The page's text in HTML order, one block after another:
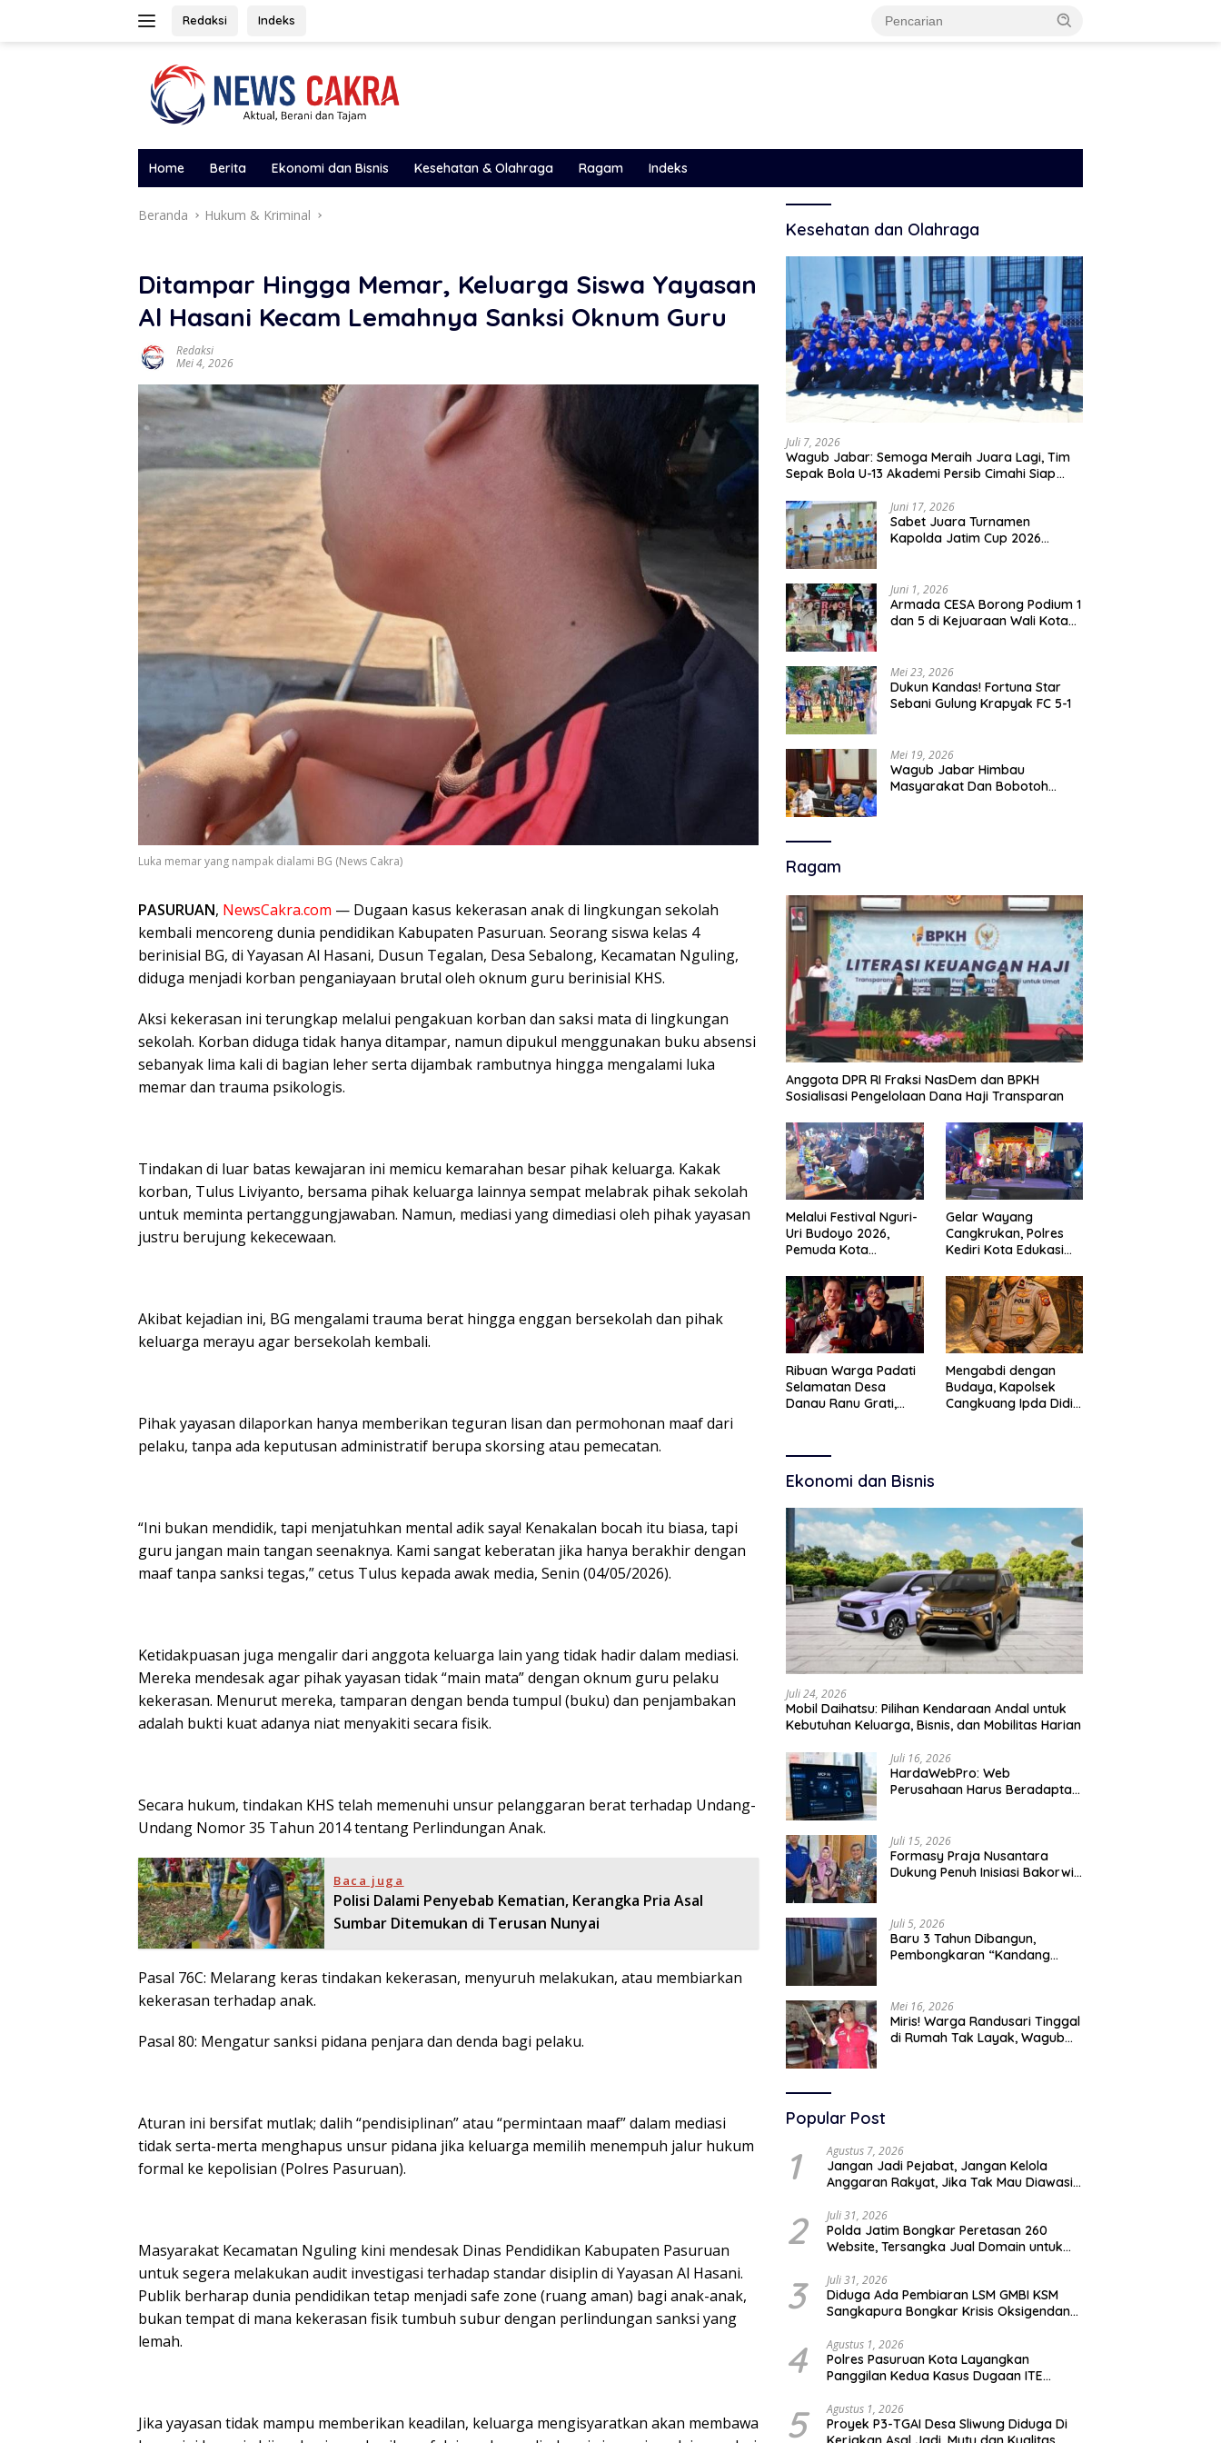
Redaksi Indeks
Home Berita Ekonomi dan Bisnis Kesehatan & Olahraga Ragam Indeks
Beranda Hukum & Kriminal
Ditampar Hingga Memar, Keluarga Siswa Yayasan
Al Hasani Kecam Lemahnya Sanksi Oknum Guru
Redaksi
Mei 4, 2026
Luka memar yang nampak dialami BG (News Cakra)
PASURUAN, NewsCakra.com — Dugaan kasus kekerasan anak di lingkungan sekolah
kembali mencoreng dunia pendidikan Kabupaten Pasuruan. Seorang siswa kelas 4
berinisial BG, di Yayasan Al Hasani, Dusun Tegalan, Desa Sebalong, Kecamatan Nguling,
diduga menjadi korban penganiayaan brutal oleh oknum guru berinisial KHS.
Aksi kekerasan ini terungkap melalui pengakuan korban dan saksi mata di lingkungan
sekolah. Korban diduga tidak hanya ditampar, namun dipukul menggunakan buku absensi
sebanyak lima kali di bagian leher serta dijambak rambutnya hingga mengalami luka
memar dan trauma psikologis.
Tindakan di luar batas kewajaran ini memicu kemarahan besar pihak keluarga. Kakak
korban, Tulus Liviyanto, bersama pihak keluarga lainnya sempat melabrak pihak sekolah
untuk meminta pertanggungjawaban. Namun, mediasi yang dimediasi oleh pihak yayasan
justru berujung kekecewaan.
Akibat kejadian ini, BG mengalami trauma berat hingga enggan bersekolah dan pihak
keluarga merayu agar bersekolah kembali.
Pihak yayasan dilaporkan hanya memberikan teguran lisan dan permohonan maaf dari
pelaku, tanpa ada keputusan administratif berupa skorsing atau pemecatan.
“Ini bukan mendidik, tapi menjatuhkan mental adik saya! Kenakalan bocah itu biasa, tapi
guru jangan main tangan seenaknya. Kami sangat keberatan jika hanya berakhir dengan
maaf tanpa sanksi tegas,” cetus Tulus kepada awak media, Senin (04/05/2026).
Ketidakpuasan juga mengalir dari anggota keluarga lain yang tidak hadir dalam mediasi.
Mereka mendesak agar pihak yayasan tidak “main mata” dengan oknum guru pelaku
kekerasan. Menurut mereka, tamparan dengan benda tumpul (buku) dan penjambakan
adalah bukti kuat adanya niat menyakiti secara fisik.
Secara hukum, tindakan KHS telah memenuhi unsur pelanggaran berat terhadap Undang-
Undang Nomor 35 Tahun 2014 tentang Perlindungan Anak.
Baca juga
Polisi Dalami Penyebab Kematian, Kerangka Pria Asal
Sumbar Ditemukan di Terusan Nunyai
Pasal 76C: Melarang keras tindakan kekerasan, menyuruh melakukan, atau membiarkan
kekerasan terhadap anak.
Pasal 80: Mengatur sanksi pidana penjara dan denda bagi pelaku.
Aturan ini bersifat mutlak; dalih “pendisiplinan” atau “permintaan maaf” dalam mediasi
tidak serta-merta menghapus unsur pidana jika keluarga memilih menempuh jalur hukum
formal ke kepolisian (Polres Pasuruan).
Masyarakat Kecamatan Nguling kini mendesak Dinas Pendidikan Kabupaten Pasuruan
untuk segera melakukan audit investigasi terhadap standar disiplin di Yayasan Al Hasani.
Publik berharap dunia pendidikan tetap menjadi safe zone (ruang aman) bagi anak-anak,
bukan tempat di mana kekerasan fisik tumbuh subur dengan perlindungan sanksi yang
lemah.
Jika yayasan tidak mampu memberikan keadilan, keluarga mengisyaratkan akan membawa
Kesehatan dan Olahraga
Juli 7, 2026
Wagub Jabar: Semoga Meraih Juara Lagi, Tim
Sepak Bola U-13 Akademi Persib Cimahi Siap
Juni 17, 2026
Sabet Juara Turnamen
Kapolda Jatim Cup 2026
Membanggakan
Juni 1, 2026
Armada CESA Borong Podium 1
dan 5 di Kejuaraan Wali Kota
Mei 23, 2026
Dukun Kandas! Fortuna Star
Sebani Gulung Krapyak FC 5-1
Mei 19, 2026
Wagub Jabar Himbau
Masyarakat Dan Bobotoh
Ragam
Anggota DPR RI Fraksi NasDem dan BPKH
Sosialisasi Pengelolaan Dana Haji Transparan
Melalui Festival Nguri-
Uri Budoyo 2026,
Pemuda Kota
Karakter Kebudayaan
dan Bebas Narkoba
Gelar Wayang
Cangkrukan, Polres
Kediri Kota Edukasi
Seni Budaya
Ribuan Warga Padati
Selamatan Desa
Danau Ranu Grati,
Pemkab
Mengabdi dengan
Budaya, Kapolsek
Cangkuang Ipda Didi
Ekonomi dan Bisnis
Juli 24, 2026
Mobil Daihatsu: Pilihan Kendaraan Andal untuk
Kebutuhan Keluarga, Bisnis, dan Mobilitas Harian
Juli 16, 2026
HardaWebPro: Web
Perusahaan Harus Beradaptasi
Operasional
Juli 15, 2026
Formasy Praja Nusantara
Dukung Penuh Inisiasi Bakorwil
Juli 5, 2026
Baru 3 Tahun Dibangun,
Pembongkaran “Kandang
Mei 16, 2026
Miris! Warga Randusari Tinggal
di Rumah Tak Layak, Wagub
Popular Post
1 Agustus 7, 2026
Jangan Jadi Pejabat, Jangan Kelola
Anggaran Rakyat, Jika Tak Mau Diawasi
2 Juli 31, 2026
Polda Jatim Bongkar Peretasan 260
Website, Tersangka Jual Domain untuk
3 Juli 31, 2026
Diduga Ada Pembiaran LSM GMBI KSM
Sangkapura Bongkar Krisis Oksigendan
4 Agustus 1, 2026
Polres Pasuruan Kota Layangkan
Panggilan Kedua Kasus Dugaan ITE
5 Agustus 1, 2026
Proyek P3-TGAI Desa Sliwung Diduga Di